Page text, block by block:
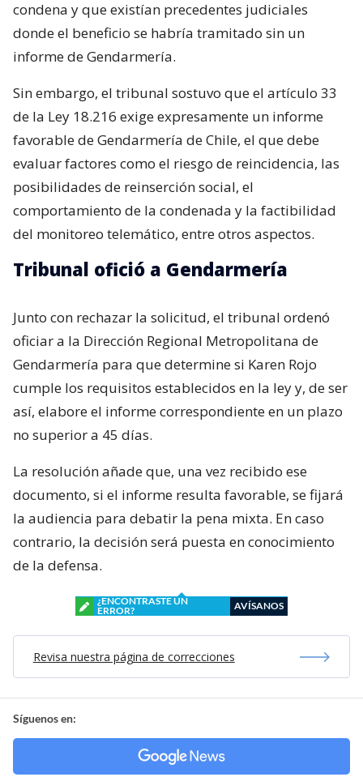
condena y que existían precedentes judiciales
donde el beneficio se habría tramitado sin un
informe de Gendarmería.
Sin embargo, el tribunal sostuvo que el artículo 33
de la Ley 18.216 exige expresamente un informe
favorable de Gendarmería de Chile, el que debe
evaluar factores como el riesgo de reincidencia, las
posibilidades de reinserción social, el
comportamiento de la condenada y la factibilidad
del monitoreo telemático, entre otros aspectos.
Tribunal ofició a Gendarmería
Junto con rechazar la solicitud, el tribunal ordenó
oficiar a la Dirección Regional Metropolitana de
Gendarmería para que determine si Karen Rojo
cumple los requisitos establecidos en la ley y, de ser
así, elabore el informe correspondiente en un plazo
no superior a 45 días.
La resolución añade que, una vez recibido ese
documento, si el informe resulta favorable, se fijará
la audiencia para debatir la pena mixta. En caso
contrario, la decisión será puesta en conocimiento
de la defensa.
¿ENCONTRASTE UN
ERROR?
AVÍSANOS
Revisa nuestra página de correcciones
Síguenos en: